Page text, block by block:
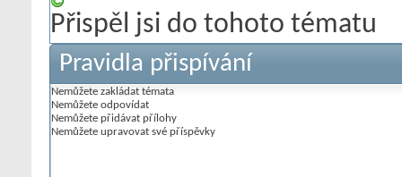
Přispěl jsi do tohoto tématu
Pravidla přispívání
Nemůžete zakládat témata
Nemůžete odpovídat
Nemůžete přidávat přílohy
Nemůžete upravovat své příspěvky